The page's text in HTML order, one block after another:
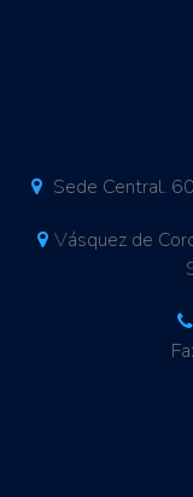
Sede Central.
Vásquez de